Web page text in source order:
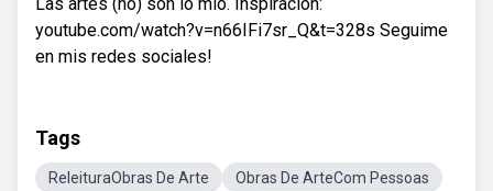
youtube.com/watch?v=n66IFi7sr_Q&t=328s Seguime
en mis redes sociales!
Tags
ReleituraObras De Arte
Obras De ArteCom Pessoas